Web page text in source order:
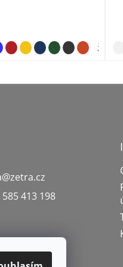
žlutá
@zetra.cz
413 198